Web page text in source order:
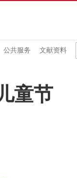
公共服务 文献资料
童节